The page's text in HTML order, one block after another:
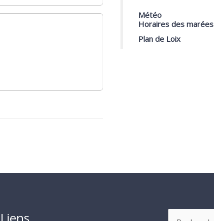
Météo
Horaires des marées
Plan de Loix